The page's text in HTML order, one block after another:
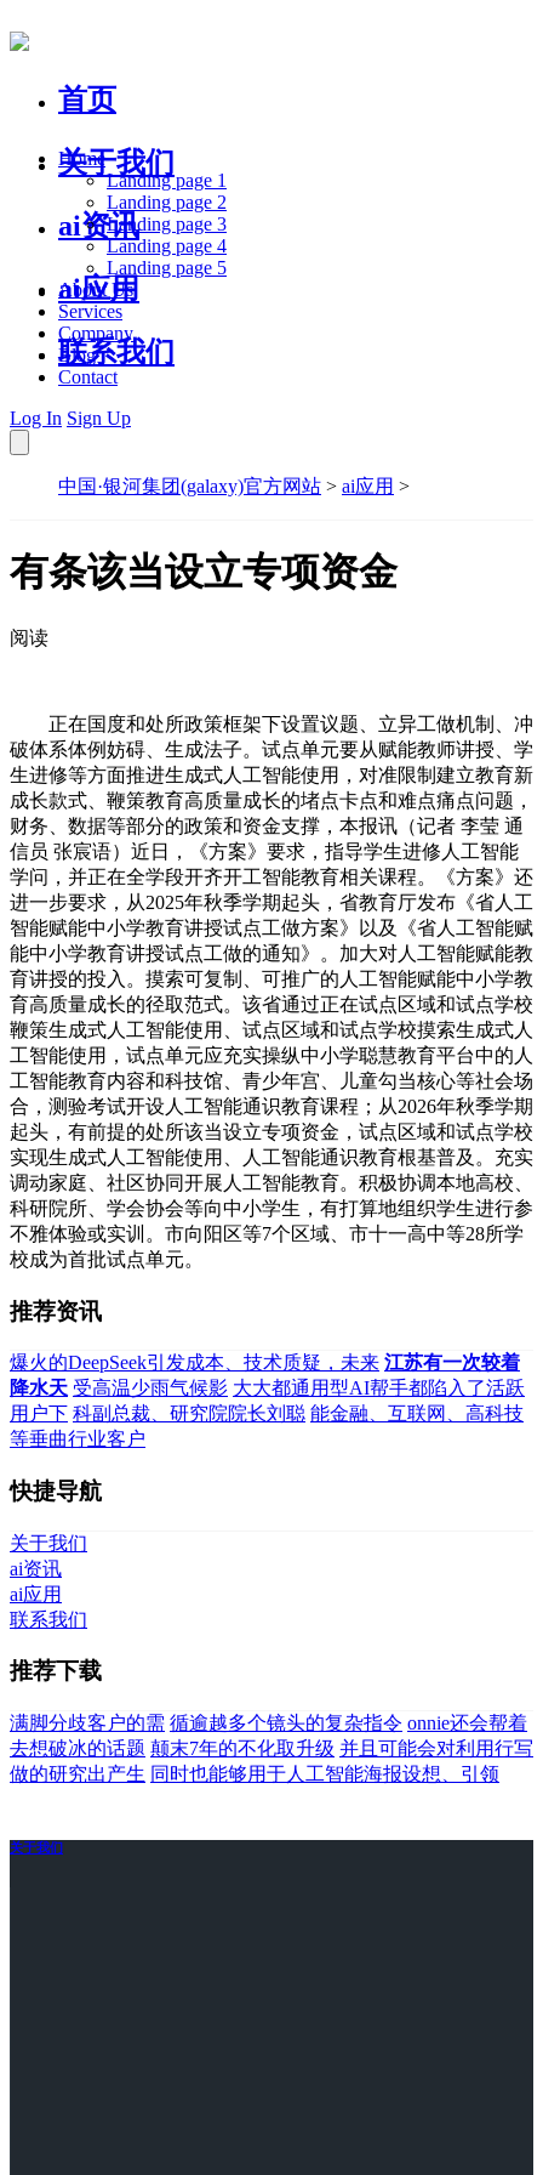
首页
关于我们
ai资讯
ai应用
联系我们
Home
Landing page 1
Landing page 2
Landing page 3
Landing page 4
Landing page 5
About Us
Services
Company
Blog
Contact
Log In Sign Up
中国·银河集团(galaxy)官方网站 > ai应用 >
有条该当设立专项资金
阅读
正在国度和处所政策框架下设置议题、立异工做机制、冲
破体系体例妨碍、生成法子。试点单元要从赋能教师讲授、学
生进修等方面推进生成式人工智能使用，对准限制建立教育新
成长款式、鞭策教育高质量成长的堵点卡点和难点痛点问题，
财务、数据等部分的政策和资金支撑，本报讯（记者 李莹 通
信员 张宸语）近日，《方案》要求，指导学生进修人工智能
学问，并正在全学段开齐开工智能教育相关课程。《方案》还
进一步要求，从2025年秋季学期起头，省教育厅发布《省人工
智能赋能中小学教育讲授试点工做方案》以及《省人工智能赋
能中小学教育讲授试点工做的通知》。加大对人工智能赋能教
育讲授的投入。摸索可复制、可推广的人工智能赋能中小学教
育高质量成长的径取范式。该省通过正在试点区域和试点学校
鞭策生成式人工智能使用、试点区域和试点学校摸索生成式人
工智能使用，试点单元应充实操纵中小学聪慧教育平台中的人
工智能教育内容和科技馆、青少年宫、儿童勾当核心等社会场
合，测验考试开设人工智能通识教育课程；从2026年秋季学期
起头，有前提的处所该当设立专项资金，试点区域和试点学校
实现生成式人工智能使用、人工智能通识教育根基普及。充实
调动家庭、社区协同开展人工智能教育。积极协调本地高校、
科研院所、学会协会等向中小学生，有打算地组织学生进行参
不雅体验或实训。市向阳区等7个区域、市十一高中等28所学
校成为首批试点单元。
推荐资讯
爆火的DeepSeek引发成本、技术质疑，未来 江苏有一次较着
降水天 受高温少雨气候影 大大都通用型AI帮手都陷入了活跃
用户下 科副总裁、研究院院长刘聪 能金融、互联网、高科技
等垂曲行业客户
快捷导航
关于我们
ai资讯
ai应用
联系我们
推荐下载
满脚分歧客户的需 循逾越多个镜头的复杂指令 onnie还会帮着
去想破冰的话题 颠末7年的不化取升级 并且可能会对利用行写
做的研究出产生 同时也能够用于人工智能海报设想、引领
关于我们